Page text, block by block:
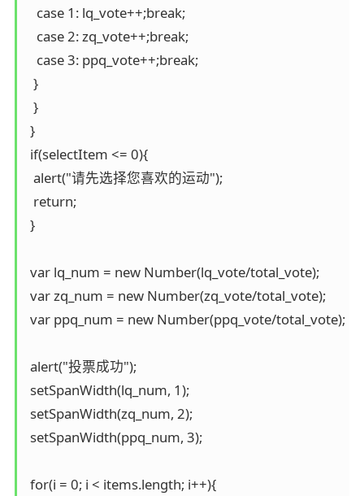
   case 1: lq_vote++;break;
   case 2: zq_vote++;break;
   case 3: ppq_vote++;break;
  }
  }
}
if(selectItem <= 0){
  alert("请先选择您喜欢的运动");
  return;
}
var lq_num = new Number(lq_vote/total_vote);
var zq_num = new Number(zq_vote/total_vote);
var ppq_num = new Number(ppq_vote/total_vote);
alert("投票成功");
setSpanWidth(lq_num, 1);
setSpanWidth(zq_num, 2);
setSpanWidth(ppq_num, 3);
for(i = 0; i < items.length; i++){